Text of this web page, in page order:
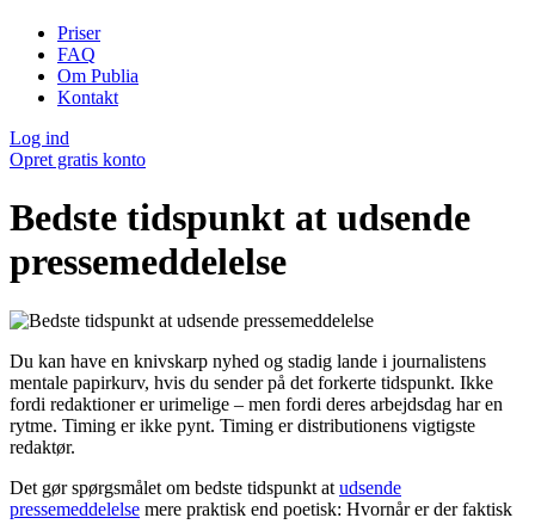
Priser
FAQ
Om Publia
Kontakt
Log ind
Opret gratis konto
Bedste tidspunkt at udsende
pressemeddelelse
Du kan have en knivskarp nyhed og stadig lande i journalistens
mentale papirkurv, hvis du sender på det forkerte tidspunkt. Ikke
fordi redaktioner er urimelige – men fordi deres arbejdsdag har en
rytme. Timing er ikke pynt. Timing er distributionens vigtigste
redaktør.
Det gør spørgsmålet om bedste tidspunkt at udsende
pressemeddelelse mere praktisk end poetisk: Hvornår er der faktisk